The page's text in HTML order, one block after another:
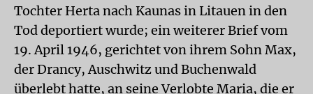
Tochter Herta nach Kaunas in Litauen in den
Tod deportiert wurde; ein weiterer Brief vom
19. April 1946, gerichtet von ihrem Sohn Max,
der Drancy, Auschwitz und Buchenwald
überlebt hatte, an seine Verlobte Maria, die er